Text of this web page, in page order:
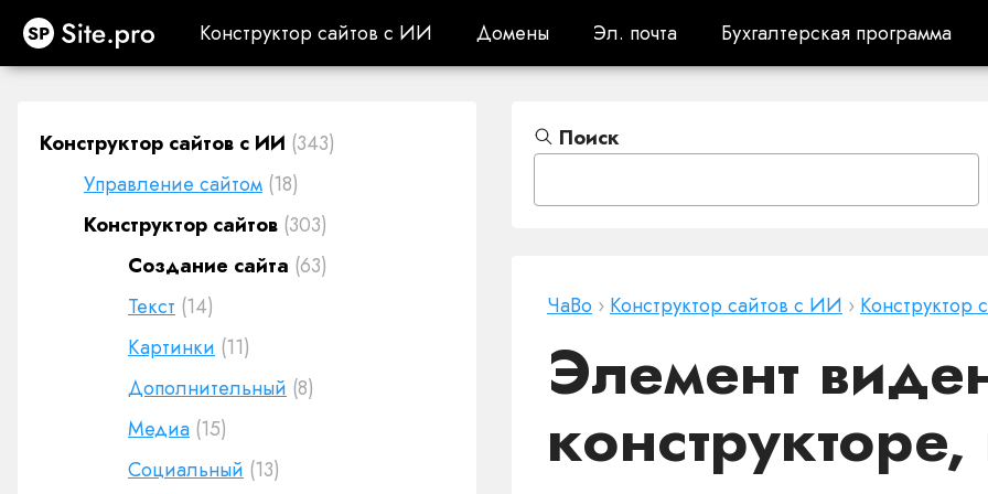
Site.pro Конструктор сайтов с ИИ
Конструктор сайтов с ИИ Домены
Домены Эл. почта
Эл. почта Бухгалтерская программа
Бухгалтерская программа
Конструктор сайтов с ИИ (343)
Управление сайтом (18)
Конструктор сайтов (303)
Создание сайта (63)
Текст (14)
Картинки (11)
Дополнительный (8)
Медиа (15)
Социальный (13)
Поиск
ЧаВо › Конструктор сайтов с ИИ › Конструктор
Элемент